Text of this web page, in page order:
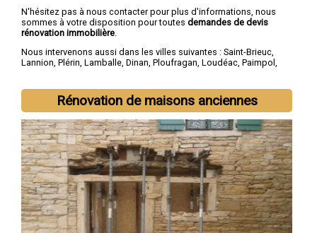
N'hésitez pas à nous contacter pour plus d'informations, nous
sommes à votre disposition pour toutes demandes de devis
rénovation immobilière
Nous intervenons aussi dans les villes suivantes : Saint-Brieuc,
Lannion, Plérin, Lamballe, Dinan, Ploufragan, Loudéac, Paimpol ,
Rénovation de maisons anciennes